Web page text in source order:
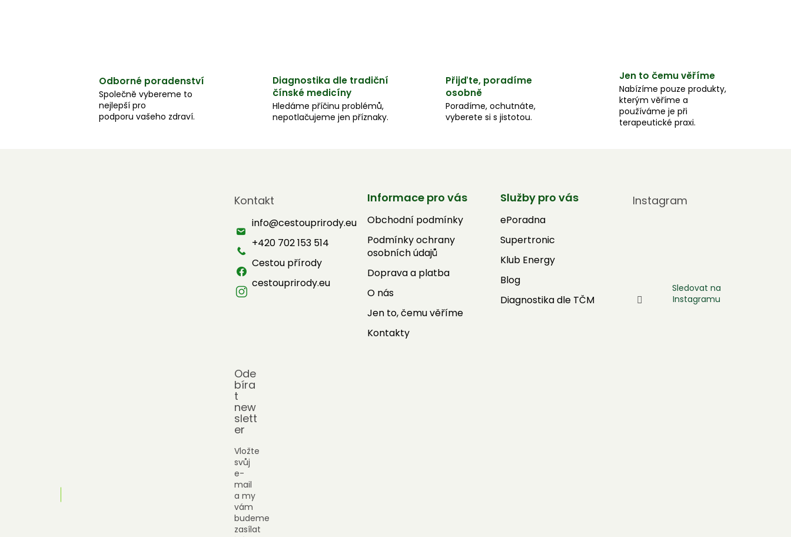
Odborné poradenství
Společně vybereme to
nejlepší pro
podporu vašeho zdraví.
Diagnostika dle tradiční
čínské medicíny
Hledáme příčinu problémů,
nepotlačujeme jen příznaky.
Přijďte, poradíme
osobně
Poradíme, ochutnáte,
vyberete si s jistotou.
Jen to čemu věříme
Nabízíme pouze produkty,
kterým věříme a
používáme je při
terapeutické praxi.
Kontakt
info@cestouprirody.eu
+420 702 153 514
Cestou přírody
cestouprirody.eu
Informace pro vás
Obchodní podmínky
Podmínky ochrany
osobních údajů
Doprava a platba
O nás
Jen to, čemu věříme
Kontakty
Služby pro vás
ePoradna
Supertronic
Klub Energy
Blog
Diagnostika dle TČM
Instagram
Sledovat na
Instagramu
Ode
bíra
t
new
slett
er
Vložte
svůj
e-
mail
a my
vám
budeme
zasílat